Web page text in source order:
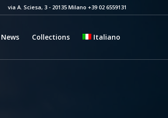
via A. Sciesa, 3 - 20135 Milano +39 02 6559131
News Collections Italiano